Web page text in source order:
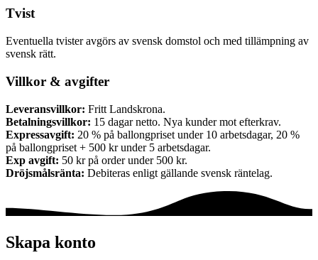
Tvist
Eventuella tvister avgörs av svensk domstol och med tillämpning av
svensk rätt.
Villkor & avgifter
Leveransvillkor: Fritt Landskrona.
Betalningsvillkor: 15 dagar netto. Nya kunder mot efterkrav.
Expressavgift: 20 % på ballongpriset under 10 arbetsdagar, 20 %
på ballongpriset + 500 kr under 5 arbetsdagar.
Exp avgift: 50 kr på order under 500 kr.
Dröjsmålsränta: Debiteras enligt gällande svensk räntelag.
Skapa konto